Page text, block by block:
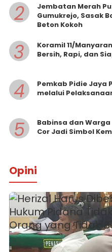
2
Jembatan Merah
Gumukrejo, Sasak
Beton Kokoh
3
Koramil 11/
Bersih, Rapi, dan
4
Pemkab Pidie Jaya
melalui
5
Babinsa dan
Cor Jadi Simbol
Opini